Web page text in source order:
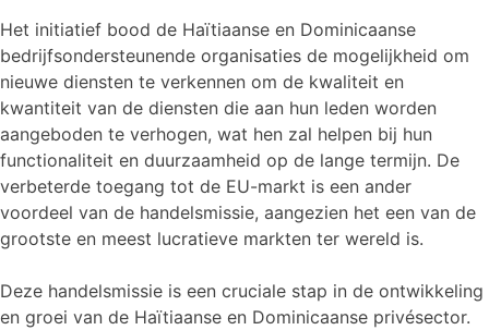
Het initiatief bood de Haïtiaanse en Dominicaanse
bedrijfsondersteunende organisaties de mogelijkheid om
nieuwe diensten te verkennen om de kwaliteit en
kwantiteit van de diensten die aan hun leden worden
aangeboden te verhogen, wat hen zal helpen bij hun
functionaliteit en duurzaamheid op de lange termijn. De
verbeterde toegang tot de EU-markt is een ander
voordeel van de handelsmissie, aangezien het een van de
grootste en meest lucratieve markten ter wereld is.
Deze handelsmissie is een cruciale stap in de ontwikkeling
en groei van de Haïtiaanse en Dominicaanse privésector.